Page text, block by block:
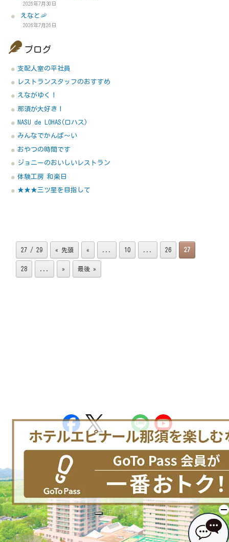
2026年7月30日
えなと🦐
2026年7月26日
ブログ
支配人室の平社員
レストランスタッフのおすすめ
えながゆく！
那須が大好き！
NASU de LOHAS(ロハス)
みんなでかんぱ～い
おやつの時間です
ジョニーのおいしいレストラン
体験工房 和楽日
★★★三ツ星を目指して
27 / 29 « 先頭 « 10 26 27
28 » 最後 »